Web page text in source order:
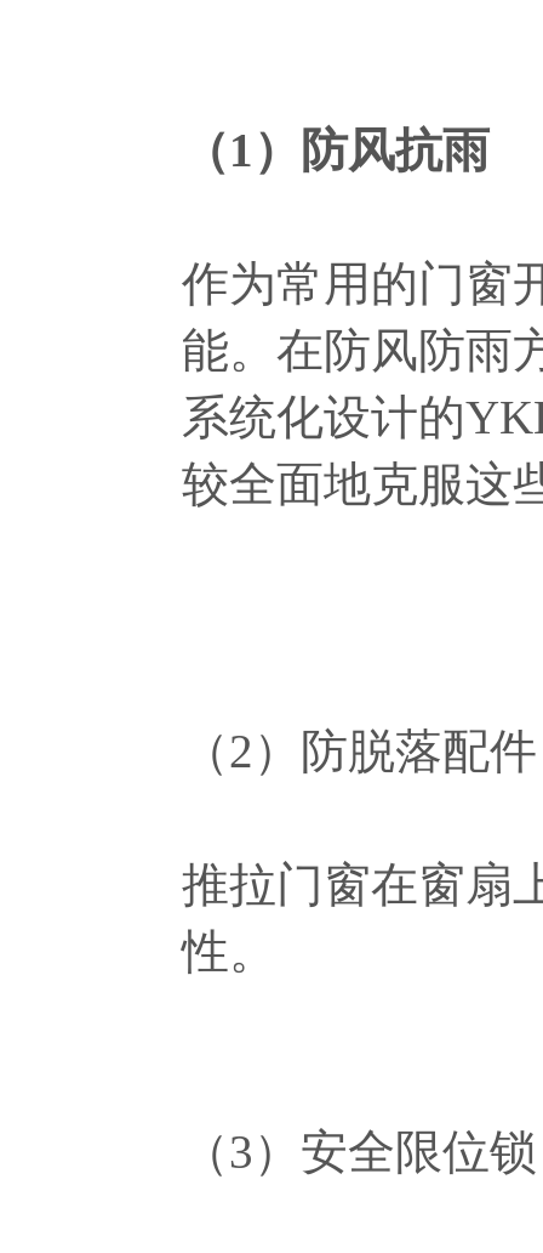
（1）防风抗雨
作为常用的门窗
能。在防风防雨
系统化设计的
较全面地克服这
（2）防脱落配件
推拉门窗在窗扇
性。
（3）安全限位锁